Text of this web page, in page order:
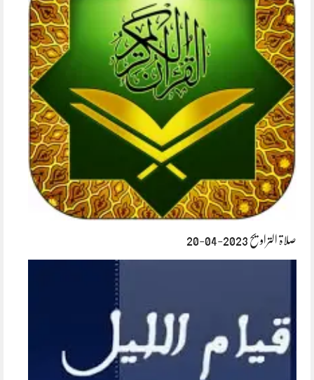
صلاۃ التراویح 2023-04-20